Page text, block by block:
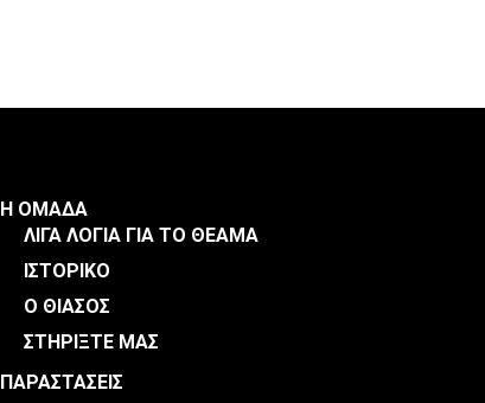
Η ΟΜΑΔΑ
ΛΙΓΑ ΛΟΓΙΑ ΓΙΑ ΤΟ ΘΕΑΜΑ
ΙΣΤΟΡΙΚΟ
Ο ΘΙΑΣΟΣ
ΣΤΗΡΙΞΤΕ ΜΑΣ
ΠΑΡΑΣΤΑΣΕΙΣ